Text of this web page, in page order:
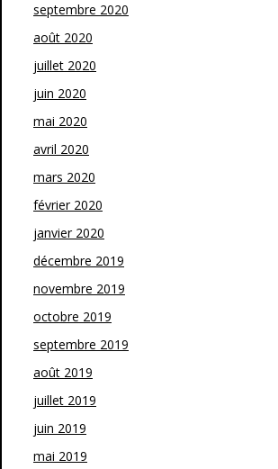
septembre 2020
août 2020
juillet 2020
juin 2020
mai 2020
avril 2020
mars 2020
février 2020
janvier 2020
décembre 2019
novembre 2019
octobre 2019
septembre 2019
août 2019
juillet 2019
juin 2019
mai 2019